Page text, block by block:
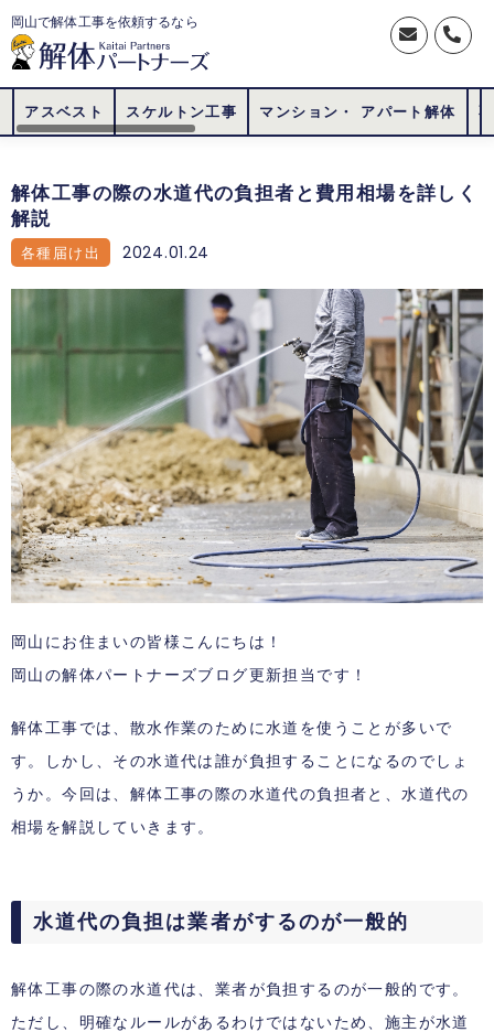
岡山で解体工事を依頼するなら
アスベスト スケルトン工事 マンション・ アパート解体
解体工事の際の水道代の負担者と費用相場を詳しく
解説
各種届け出 2024.01.24
岡山にお住まいの皆様こんにちは！
岡山の解体パートナーズブログ更新担当です！
解体工事では、散水作業のために水道を使うことが多いで
す。しかし、その水道代は誰が負担することになるのでしょ
うか。今回は、解体工事の際の水道代の負担者と、水道代の
相場を解説していきます。
水道代の負担は業者がするのが一般的
解体工事の際の水道代は、業者が負担するのが一般的です。
ただし、明確なルールがあるわけではないため、施主が水道